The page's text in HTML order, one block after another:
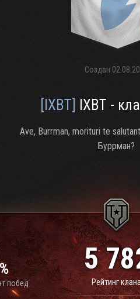
Создан
[IXBT] IXBT -
Ave, Burrman, morituri te
Буррман?
побед
5
Рейтинг